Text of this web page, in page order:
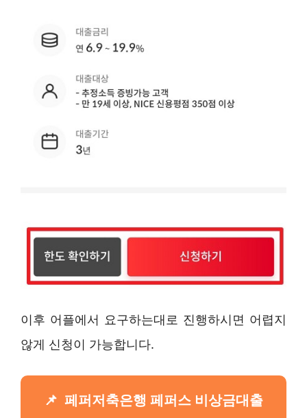
이후 어플에서 요구하는대로 진행하시면 어렵지
않게 신청이 가능합니다.
페퍼저축은행 페퍼스 비상금대출